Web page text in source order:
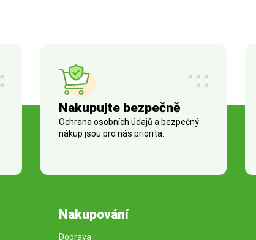
Nakupujte bezpečně
Ochrana osobních údajů a bezpečný
nákup jsou pro nás priorita.
Nakupování
Doprava